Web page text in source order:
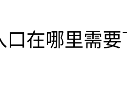
口在哪里需要